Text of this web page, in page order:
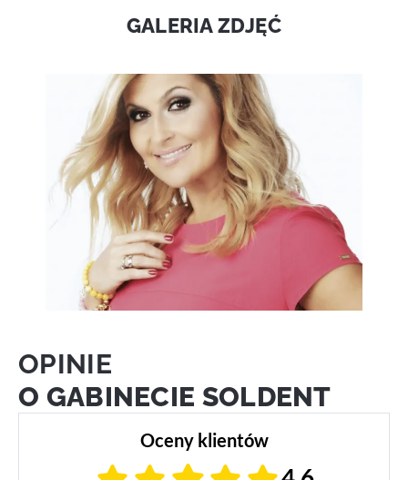
GALERIA ZDJĘĆ
OPINIE
O GABINECIE SOLDENT
Oceny klientów